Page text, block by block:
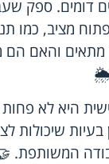
דומים. ספק
מציב, כמו
מתאים והאם הם
🌦️
היא לא
שיכולות
המשותפת.